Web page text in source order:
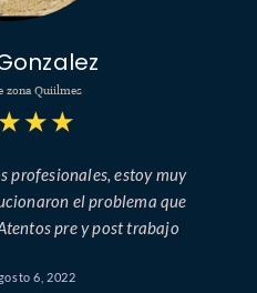
zona Quiilmes
★ ★
profesionales, estoy muy
el problema que
pre y post trabajo
6, 2022